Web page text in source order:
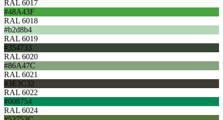
RAL 6017
#48A43F
RAL 6018
#b2d8b4
RAL 6019
#354733
RAL 6020
#86A47C
RAL 6021
#3E3C32
RAL 6022
#008754
RAL 6024